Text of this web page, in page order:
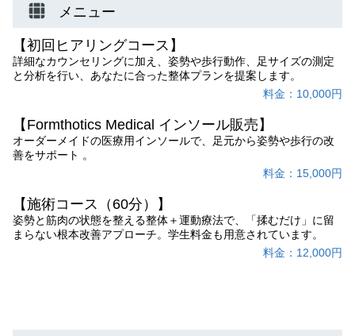
メニュー
【初回ヒアリングコース】
詳細なカウンセリングに加え、姿勢や歩行動作、足サイズの測定
と分析を行い、あなたに合った整体プランを提案します。
料金：10,000円
【Formthotics Medical インソール販売】
オーダーメイドの医療用インソールで、足元から姿勢や歩行の改
善をサポート 。
料金：15,000円
【施術コース（60分）】
姿勢と筋肉の状態を整える整体＋運動療法で、「揉むだけ」に留
まらない根本改善アプローチ。学生料金も用意されています。
料金：12,000円